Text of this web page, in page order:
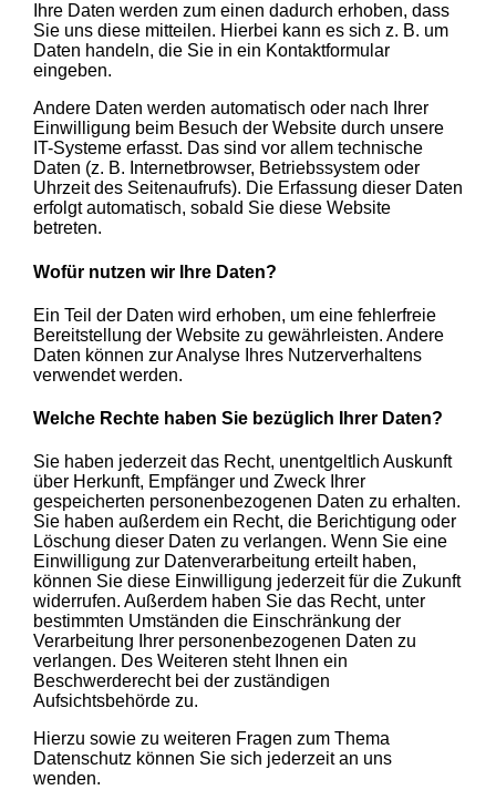
Ihre Daten werden zum einen dadurch erhoben, dass
Sie uns diese mitteilen. Hierbei kann es sich z. B. um
Daten handeln, die Sie in ein Kontaktformular
eingeben.
Andere Daten werden automatisch oder nach Ihrer
Einwilligung beim Besuch der Website durch unsere
IT-Systeme erfasst. Das sind vor allem technische
Daten (z. B. Internetbrowser, Betriebssystem oder
Uhrzeit des Seitenaufrufs). Die Erfassung dieser Daten
erfolgt automatisch, sobald Sie diese Website
betreten.
Wofür nutzen wir Ihre Daten?
Ein Teil der Daten wird erhoben, um eine fehlerfreie
Bereitstellung der Website zu gewährleisten. Andere
Daten können zur Analyse Ihres Nutzerverhaltens
verwendet werden.
Welche Rechte haben Sie bezüglich Ihrer Daten?
Sie haben jederzeit das Recht, unentgeltlich Auskunft
über Herkunft, Empfänger und Zweck Ihrer
gespeicherten personenbezogenen Daten zu erhalten.
Sie haben außerdem ein Recht, die Berichtigung oder
Löschung dieser Daten zu verlangen. Wenn Sie eine
Einwilligung zur Datenverarbeitung erteilt haben,
können Sie diese Einwilligung jederzeit für die Zukunft
widerrufen. Außerdem haben Sie das Recht, unter
bestimmten Umständen die Einschränkung der
Verarbeitung Ihrer personenbezogenen Daten zu
verlangen. Des Weiteren steht Ihnen ein
Beschwerderecht bei der zuständigen
Aufsichtsbehörde zu.
Hierzu sowie zu weiteren Fragen zum Thema
Datenschutz können Sie sich jederzeit an uns
wenden.